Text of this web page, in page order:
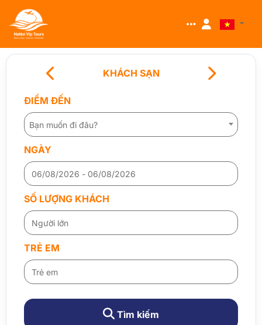
KHÁCH SẠN
ĐIỂM ĐẾN
Bạn muốn đi đâu?
NGÀY
SỐ LƯỢNG KHÁCH
TRẺ EM
Tìm kiếm